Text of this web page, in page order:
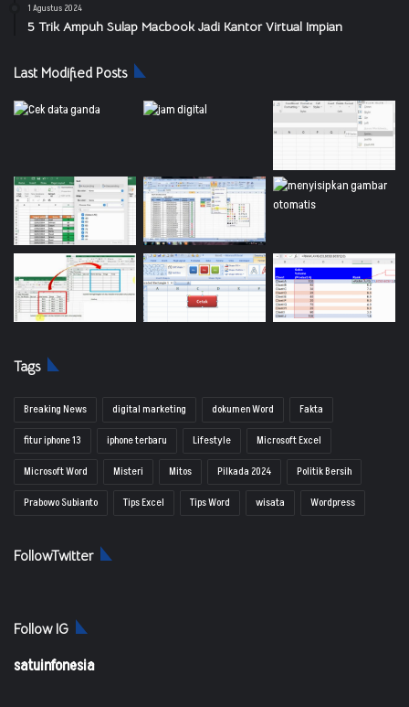
1 Agustus 2024
5 Trik Ampuh Sulap Macbook Jadi Kantor Virtual Impian
Last Modified Posts
Tags
Breaking News digital marketing dokumen Word
Fakta
fitur iphone 13
iphone terbaru Lifestyle
Microsoft Excel
Microsoft Word
Misteri Mitos Pilkada 2024
Politik Bersih
Prabowo Subianto
Tips Excel Tips Word wisata Wordpress
FollowTwitter
Follow IG
satuinfonesia